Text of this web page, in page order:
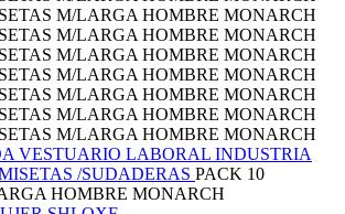
VESTUARIO LABORAL INDUSTRIA
/SUDADERAS PACK 10
HOMBRE MONARCH